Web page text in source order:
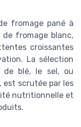
fromage pané à
de fromage blanc,
croissantes
La sélection
de blé, le sel, ou
est scrutée par les
nutritionnelle et